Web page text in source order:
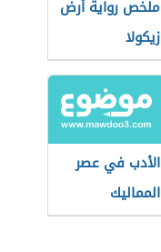
ملخص رواية أرض
زيكولا
الأدب في عصر
المماليك